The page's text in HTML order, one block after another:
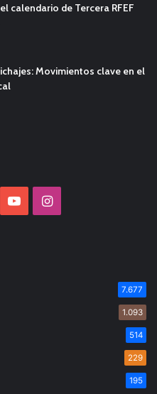
calendario de Tercera RFEF
Movimientos clave en el
YouTubeInstagram
7.677
1.093
514
229
195